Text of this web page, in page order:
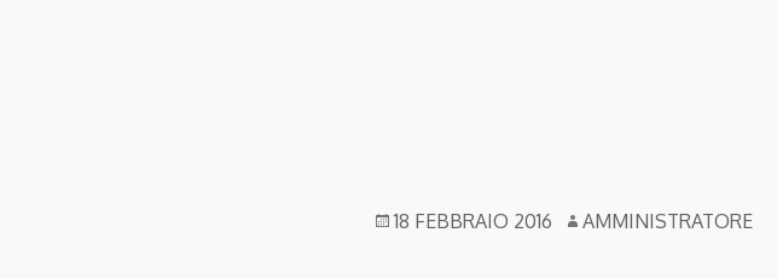
18 FEBBRAIO 2016 AMMINISTRATORE